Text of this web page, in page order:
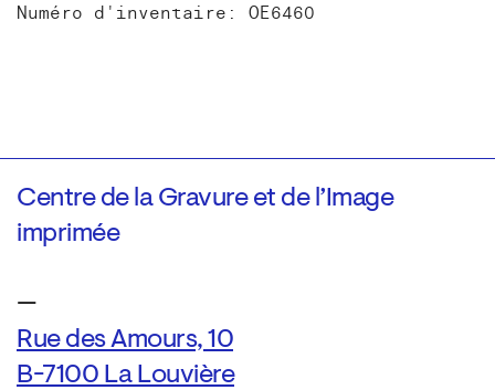
Numéro d'inventaire: OE6460
Centre de la Gravure et de l’Image
imprimée
—
Rue des Amours, 10
B-7100 La Louvière